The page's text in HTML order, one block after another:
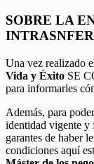
SOBRE LA
Una vez realizado
Vida y Éxito SE
para informarles
Además, para
identidad vigente y
garantes de haber
condiciones aquí